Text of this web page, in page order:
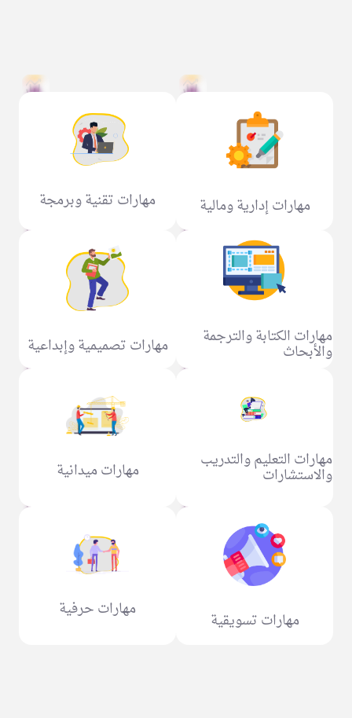
مهارات إدارية ومالية مهارات تقنية وبرمجة
مهارات الكتابة والترجمة
والأبحاث مهارات تصميمية وإبداعية
مهارات التعليم والتدريب
والاستشارات مهارات ميدانية
مهارات تسويقية مهارات حرفية